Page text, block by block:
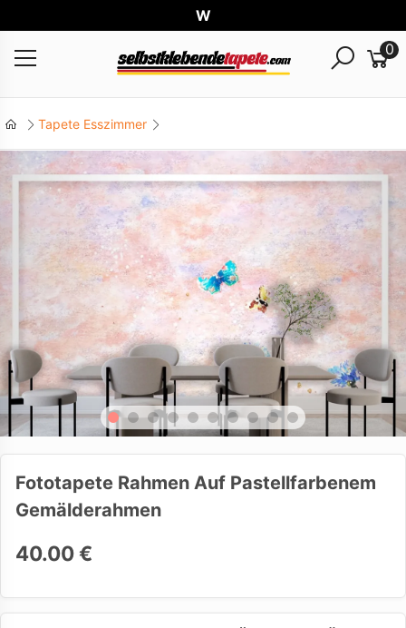
Weltwe
0
Tapete Esszimmer
Fototapete Rahmen Auf Pastellfarbenem
Gemälderahmen
40.00 €